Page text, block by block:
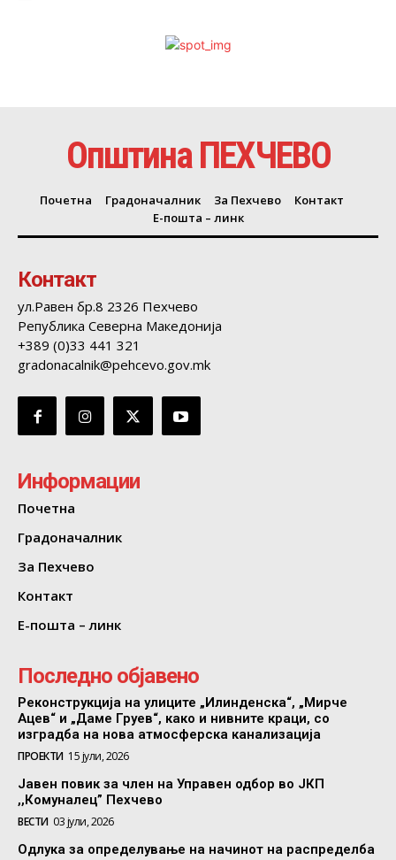
Општина ПЕХЧЕВО
Почетна Градоначалник За Пехчево
Контакт
Е-пошта – линк
Контакт
ул.Равен бр.8 2326 Пехчево
Република Северна Македонија
+389 (0)33 441 321
gradonacalnik@pehcevo.gov.mk
Информации
Почетна
Градоначалник
За Пехчево
Контакт
Е-пошта – линк
Последно објавено
Реконструкција на улиците „Илинденска“, „Мирче
Ацев“ и „Даме Груев“, како и нивните краци, со
изградба на нова атмосферска канализација
ПРОЕКТИ 15 јули, 2026
Јавен повик за член на Управен одбор во ЈКП
,,Комуналец” Пехчево
ВЕСТИ 03 јули, 2026
Одлука за определување на начинот на распределба